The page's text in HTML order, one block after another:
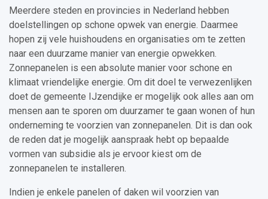
Meerdere steden en provincies in Nederland hebben
doelstellingen op schone opwek van energie. Daarmee
hopen zij vele huishoudens en organisaties om te zetten
naar een duurzame manier van energie opwekken.
Zonnepanelen is een absolute manier voor schone en
klimaat vriendelijke energie. Om dit doel te verwezenlijken
doet de gemeente IJzendijke er mogelijk ook alles aan om
mensen aan te sporen om duurzamer te gaan wonen of hun
onderneming te voorzien van zonnepanelen. Dit is dan ook
de reden dat je mogelijk aanspraak hebt op bepaalde
vormen van subsidie als je ervoor kiest om de
zonnepanelen te installeren.
Indien je enkele panelen of daken wil voorzien van